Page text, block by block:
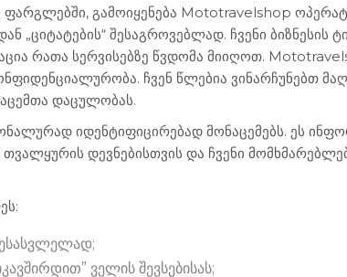
გამოიყენება Mototravelshop
„ციტატების“ შესაგროვებლად. ჩვენი ბიზნესის
რათა სერვისებზე წვდომა მიიღოთ.
ჩვენ წლებია ვინარჩუნებთ
დაცულობას.
იდენტიფიცირებად მონაცემებს. ეს
დევნებისთვის და ჩვენი
ველის შევსებისას;